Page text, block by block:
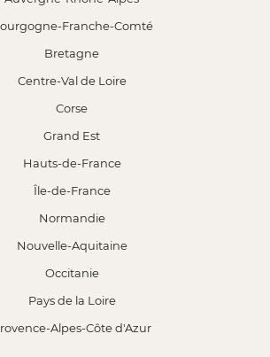
Franche-Comté
Bretagne
Centre-Val de Loire
Corse
Grand Est
Hauts-de-France
Île-de-France
Normandie
Nouvelle-Aquitaine
Occitanie
Pays de la Loire
Alpes-Côte d'Azur